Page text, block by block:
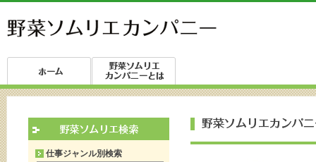
仕事ジャンル別検索